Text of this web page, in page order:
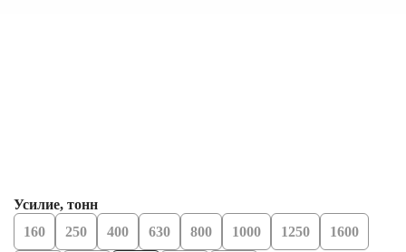
Усилие, тонн
160
250 400 630 800 1000 1250 1600